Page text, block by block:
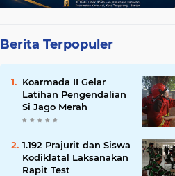
Berita Terpopuler
Koarmada II Gelar
Latihan Pengendalian
Si Jago Merah
1.192 Prajurit dan Siswa
Kodiklatal Laksanakan
Rapit Test